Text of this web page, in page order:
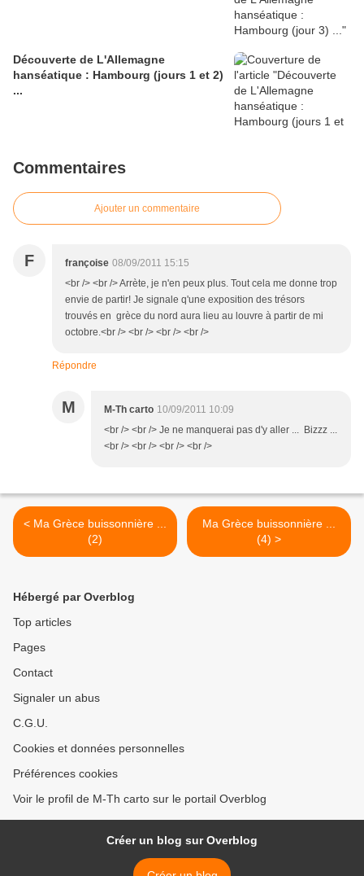
Découverte de L'Allemagne
hanséatique : Hambourg (jours 1 et 2)
...
Commentaires
Ajouter un commentaire
F françoise 08/09/2011 15:15
<br /> <br /> Arrète, je n'en peux plus. Tout cela me donne trop
envie de partir! Je signale q'une exposition des trésors
trouvés en grèce du nord aura lieu au louvre à partir de mi
octobre.<br /> <br /> <br /> <br />
Répondre
M M-Th carto 10/09/2011 10:09
<br /> <br /> Je ne manquerai pas d'y aller ... Bizzz ...
<br /> <br /> <br /> <br />
< Ma Grèce buissonnière ...
(2)
Ma Grèce buissonnière ...
(4) >
Hébergé par Overblog
Top articles
Pages
Contact
Signaler un abus
C.G.U.
Cookies et données personnelles
Préférences cookies
Voir le profil de M-Th carto sur le portail Overblog
Créer un blog sur Overblog